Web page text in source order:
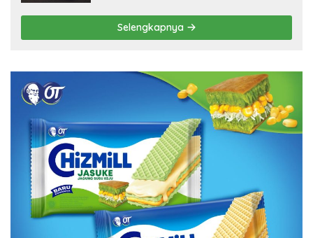
Selengkapnya